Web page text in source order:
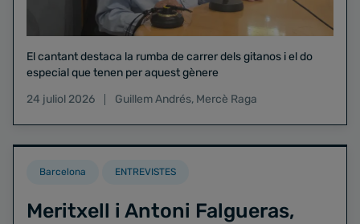
El cantant destaca la rumba de carrer dels gitanos i el do
especial que tenen per aquest gènere
24 juliol 2026
Guillem Andrés, Mercè Raga
Barcelona ENTREVISTES
Meritxell i Antoni Falgueras,